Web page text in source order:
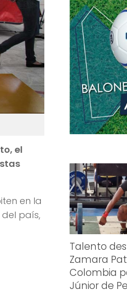
el
en la
país,
Talento
Zamara
Colombia
Júnior de